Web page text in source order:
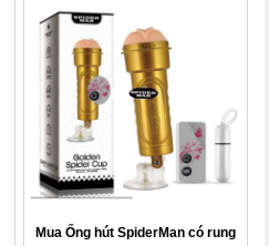
Mua Ống hút SpiderMan có rung